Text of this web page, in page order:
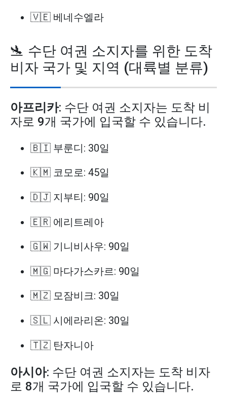
🇻🇪 베네수엘라
🛬 수단 여권 소지자를 위한 도착
비자 국가 및 지역 (대륙별 분류)
아프리카: 수단 여권 소지자는 도착 비
자로 9개 국가에 입국할 수 있습니다.
🇧🇮 부룬디: 30일
🇰🇲 코모로: 45일
🇩🇯 지부티: 90일
🇪🇷 에리트레아
🇬🇼 기니비사우: 90일
🇲🇬 마다가스카르: 90일
🇲🇿 모잠비크: 30일
🇸🇱 시에라리온: 30일
🇹🇿 탄자니아
아시아: 수단 여권 소지자는 도착 비자
로 8개 국가에 입국할 수 있습니다.